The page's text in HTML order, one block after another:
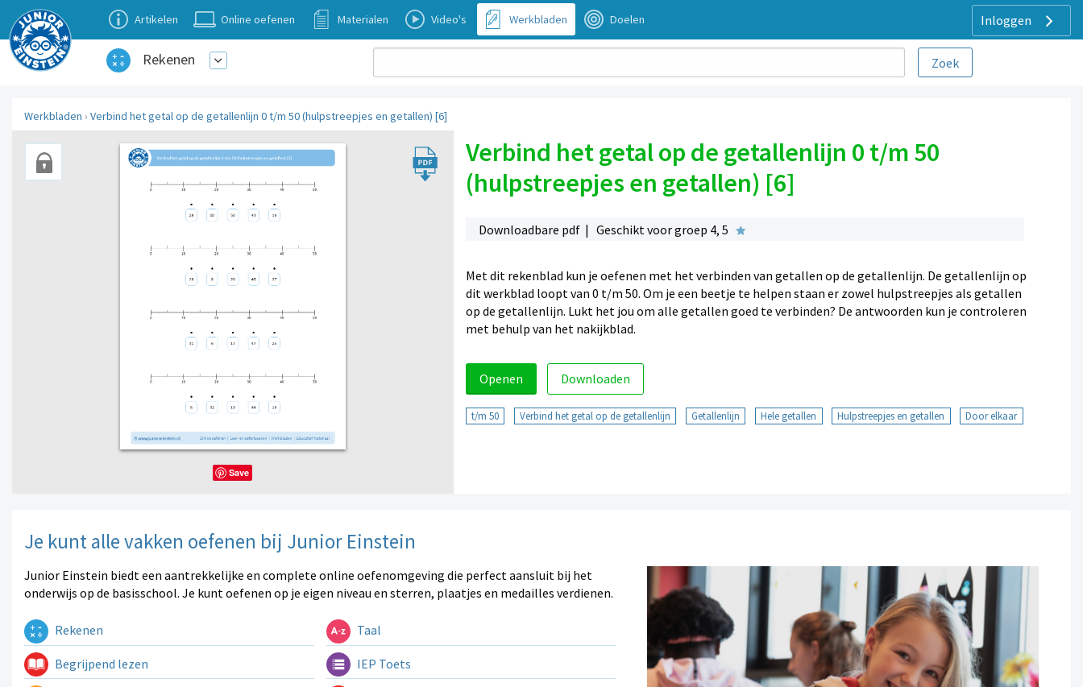
Inloggen
Artikelen Online oefenen Materialen Video's Werkbladen Doelen
Rekenen
Werkbladen › Verbind het getal op de getallenlijn 0 t/m 50 (hulpstreepjes en getallen) [6]
Verbind het getal op de getallenlijn 0 t/m 50
(hulpstreepjes en getallen) [6]
Downloadbare pdf | Geschikt voor groep 4, 5
Met dit rekenblad kun je oefenen met het verbinden van getallen op de getallenlijn. De getallenlijn op
dit werkblad loopt van 0 t/m 50. Om je een beetje te helpen staan er zowel hulpstreepjes als getallen
op de getallenlijn. Lukt het jou om alle getallen goed te verbinden? De antwoorden kun je controleren
met behulp van het nakijkblad.
Openen Downloaden
t/m 50 Verbind het getal op de getallenlijn Getallenlijn Hele getallen Hulpstreepjes en getallen Door elkaar
Save
Je kunt alle vakken oefenen bij Junior Einstein
Junior Einstein biedt een aantrekkelijke en complete online oefenomgeving die perfect aansluit bij het
onderwijs op de basisschool. Je kunt oefenen op je eigen niveau en sterren, plaatjes en medailles verdienen.
Rekenen Taal
Begrijpend lezen IEP Toets